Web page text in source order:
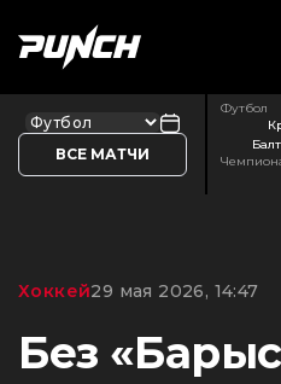
ВСЕ МАТЧИ
Футбол
Хоккей29 мая 2026, 14:47
Без